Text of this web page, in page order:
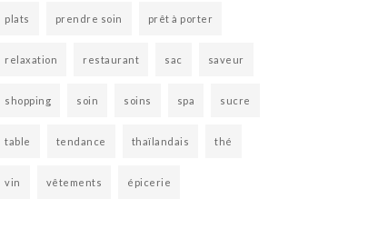
plats prendre soin prêt à porter
relaxation restaurant sac saveur
shopping soin soins spa sucre
table tendance thaïlandais thé
vin vêtements épicerie